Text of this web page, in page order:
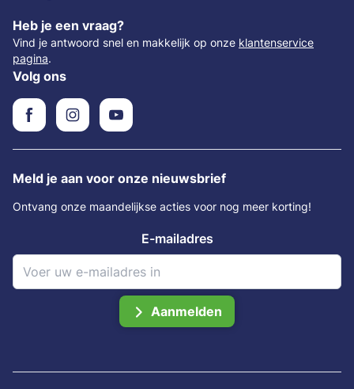
Heb je een vraag?
Vind je antwoord snel en makkelijk op onze klantenservice
pagina.
Volg ons
Meld je aan voor onze nieuwsbrief
Ontvang onze maandelijkse acties voor nog meer korting!
E-mailadres
Aanmelden